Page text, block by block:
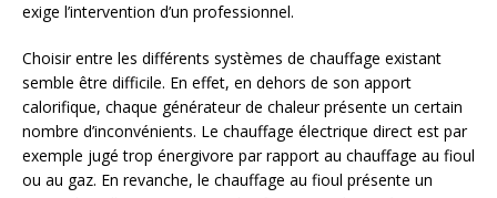
exige l’intervention d’un professionnel.
Choisir entre les différents systèmes de chauffage existant
semble être difficile. En effet, en dehors de son apport
calorifique, chaque générateur de chaleur présente un certain
nombre d’inconvénients. Le chauffage électrique direct est par
exemple jugé trop énergivore par rapport au chauffage au fioul
ou au gaz. En revanche, le chauffage au fioul présente un